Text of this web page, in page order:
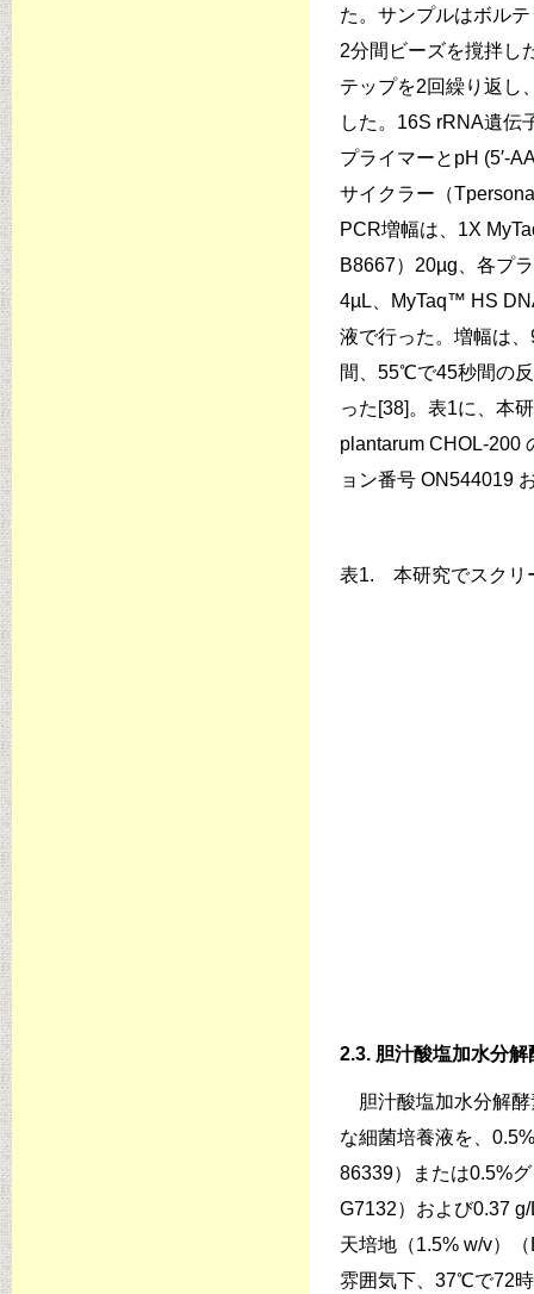
た。サンプルはボル
2分間ビーズを撹拌し
テップを2回繰り返し
した。16S rRNA遺伝
プライマーとpH (5′-
サイクラー（
PCR増幅は、1X
B8667）20µg、各プ
4µL、MyTaq™ HS
液で行った。増幅は
間、55℃で45秒間の
った[38]。表1に、本
plantarum CHOL-200
ョン番号 ON544019
表1. 本研究でスクリ
2.3. 胆汁酸塩加水分
胆汁酸塩加水分解酵
な細菌培養液を、
86339）または0.5%
G7132）および0.37
天培地（1.5% w/v）
雰囲気下、37℃で72